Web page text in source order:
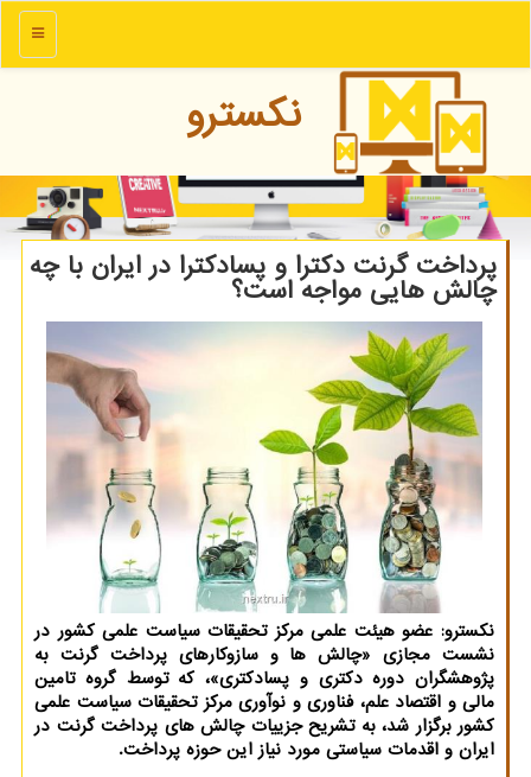
منو
نكسترو
پرداخت گرنت دکترا و پسادکترا در ایران با چه
چالش هایی مواجه است؟
نکسترو: عضو هیئت علمی مرکز تحقیقات سیاست علمی کشور در
نشست مجازی «چالش ها و سازوکارهای پرداخت گرنت به
پژوهشگران دوره دکتری و پسادکتری»، که توسط گروه تامین
مالی و اقتصاد علم، فناوری و نوآوری مرکز تحقیقات سیاست علمی
کشور برگزار شد، به تشریح جزییات چالش های پرداخت گرنت در
ایران و اقدمات سیاستی مورد نیاز این حوزه پرداخت.